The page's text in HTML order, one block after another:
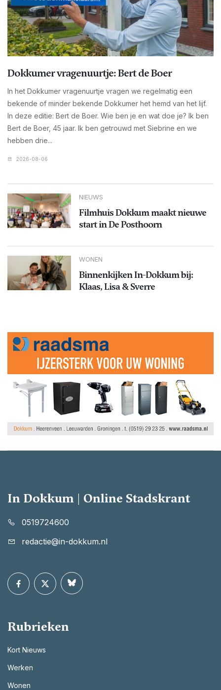
Dokkumer vragenuurtje: Bert de Boer
In het Dokkumer vragenuurtje vragen we regelmatig een
bekende of minder bekende Dokkumer het hemd van het lijf.
In deze editie: Bert de Boer. Wie ben je en wat doe je? Ik ben
Bert de Boer, 45 jaar. Ik ben getrouwd met Siebrine en we
hebben drie...
2026-08-06
NIEUWS
Filmhuis Dokkum maakt nieuwe
start in De Posthoorn
WONEN
Binnenkijken In-Dokkum bij:
Klaas, Lisa & Sverre
In Dokkum | Online Stadskrant
0519724600
redactie@in-dokkum.nl
Rubrieken
Kort Nieuws
Werken
Wonen